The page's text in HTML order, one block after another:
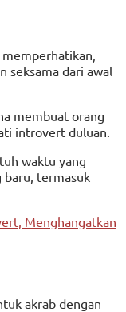
seksama dari awal
membuat orang
introvert duluan.
waktu yang
baru, termasuk
Menghangatkan
akrab dengan